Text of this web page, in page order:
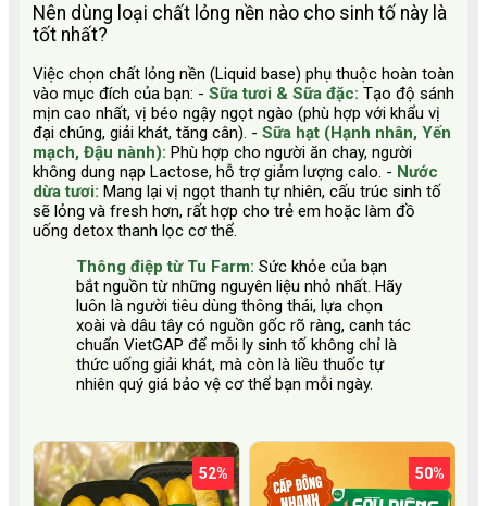
Nên dùng loại chất lỏng nền nào cho sinh tố này là
tốt nhất?
Việc chọn chất lỏng nền (Liquid base) phụ thuộc hoàn toàn
vào mục đích của bạn: - Sữa tươi & Sữa đặc: Tạo độ sánh
mịn cao nhất, vị béo ngậy ngọt ngào (phù hợp với khẩu vị
đại chúng, giải khát, tăng cân). - Sữa hạt (Hạnh nhân, Yến
mạch, Đậu nành): Phù hợp cho người ăn chay, người
không dung nạp Lactose, hỗ trợ giảm lượng calo. - Nước
dừa tươi: Mang lại vị ngọt thanh tự nhiên, cấu trúc sinh tố
sẽ lỏng và fresh hơn, rất hợp cho trẻ em hoặc làm đồ
uống detox thanh lọc cơ thể.
Thông điệp từ Tu Farm: Sức khỏe của bạn
bắt nguồn từ những nguyên liệu nhỏ nhất. Hãy
luôn là người tiêu dùng thông thái, lựa chọn
xoài và dâu tây có nguồn gốc rõ ràng, canh tác
chuẩn VietGAP để mỗi ly sinh tố không chỉ là
thức uống giải khát, mà còn là liều thuốc tự
nhiên quý giá bảo vệ cơ thể bạn mỗi ngày.
52% 50%